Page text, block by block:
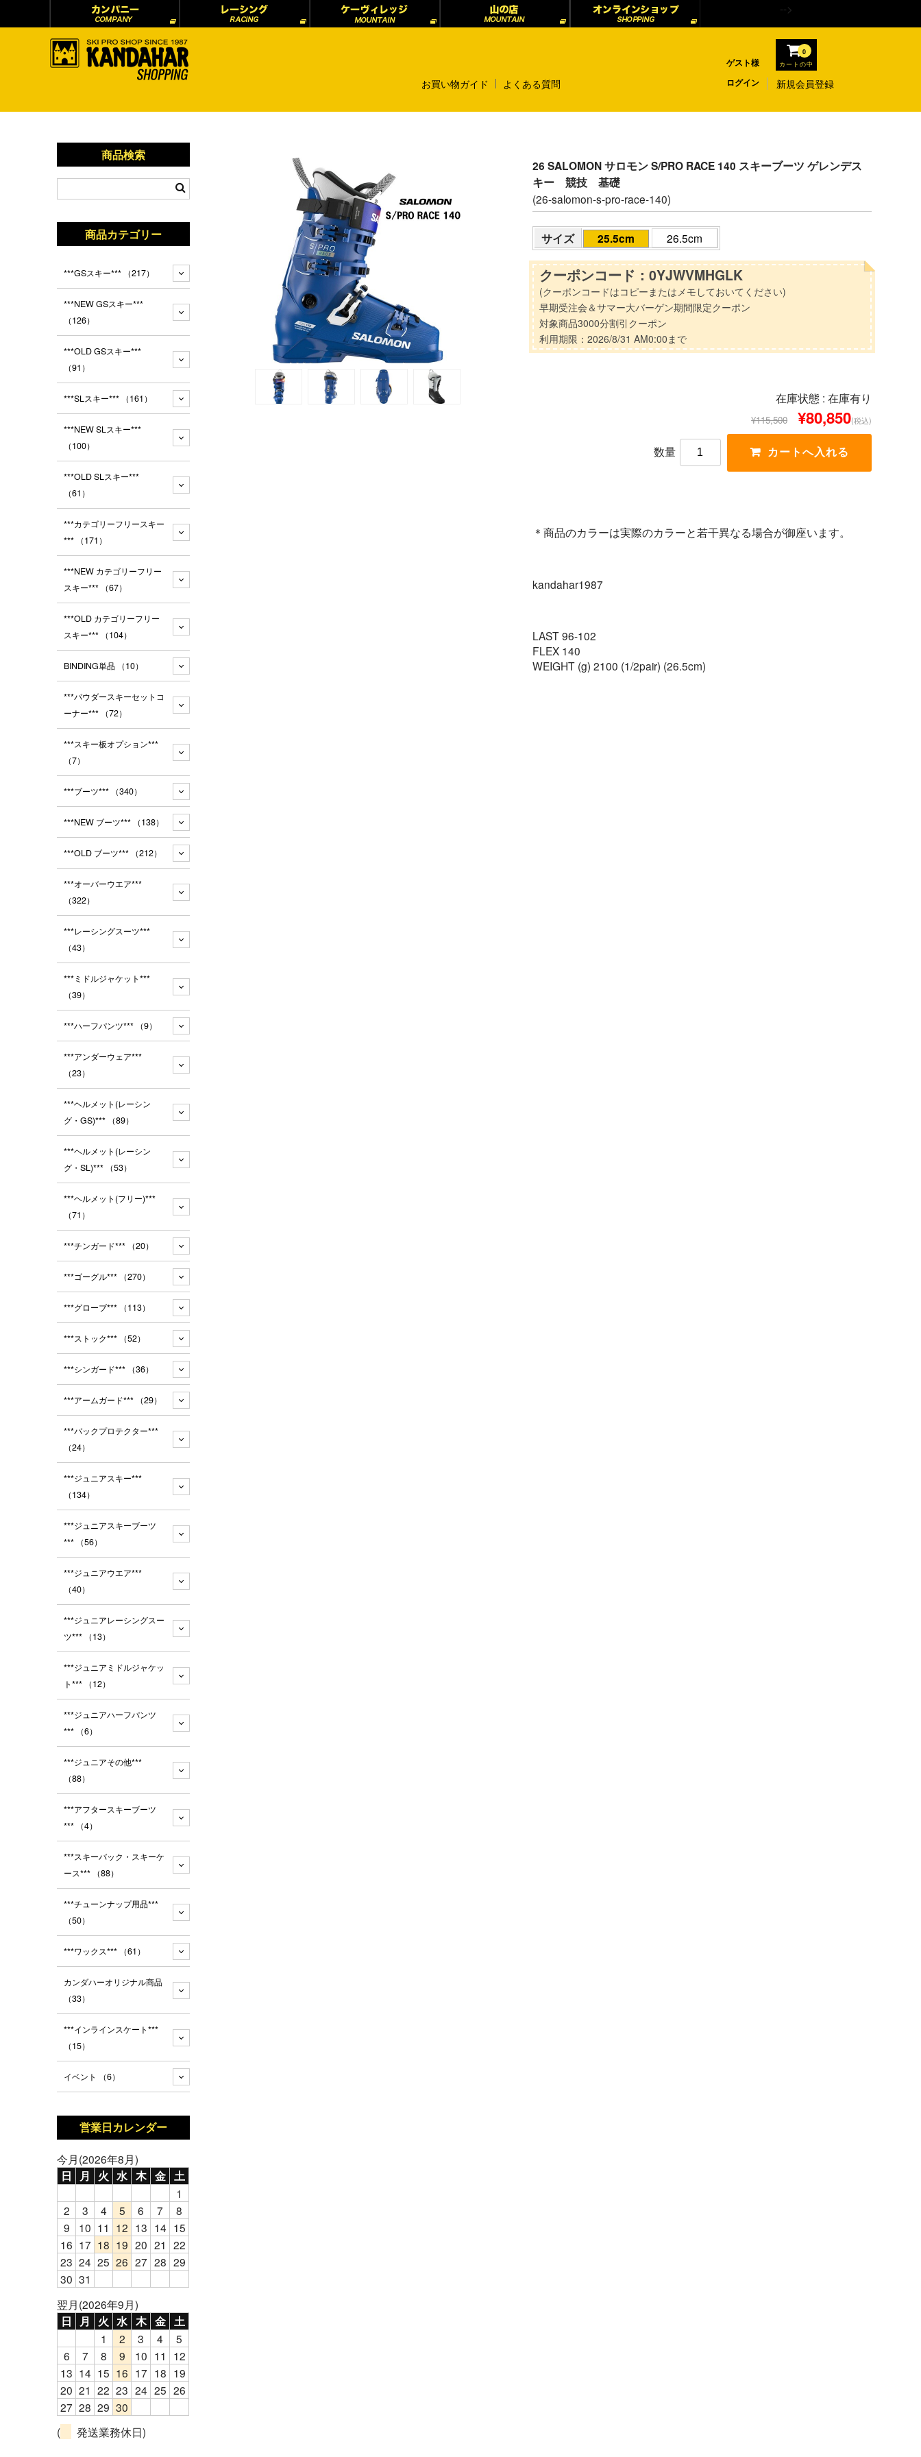
-->
ゲスト様 カートの中
0
ログイン 新規会員登録
お買い物ガイド よくある質問
26 SALOMON サロモン S/PRO RACE 140 スキーブーツ ゲレンデス
キー 競技 基礎
(26-salomon-s-pro-race-140)
サイズ 25.5cm 26.5cm
クーポンコード：0YJWVMHGLK
(クーポンコードはコピーまたはメモしておいてください)
早期受注会＆サマー大バーゲン期間限定クーポン
対象商品3000分割引クーポン
利用期限：2026/8/31 AM0:00まで
在庫状態 : 在庫有り
¥115,500 ¥80,850(税込)
数量
＊商品のカラーは実際のカラーと若干異なる場合が御座います。
kandahar1987
LAST 96-102
FLEX 140
WEIGHT (g) 2100 (1/2pair) (26.5cm)
商品検索
商品カテゴリー
***GSスキー*** （217）
***NEW GSスキー***
（126）
***OLD GSスキー***
（91）
***SLスキー*** （161）
***NEW SLスキー***
（100）
***OLD SLスキー***
（61）
***カテゴリーフリースキー
*** （171）
***NEW カテゴリーフリー
スキー*** （67）
***OLD カテゴリーフリー
スキー*** （104）
BINDING単品 （10）
***パウダースキーセットコ
ーナー*** （72）
***スキー板オプション***
（7）
***ブーツ*** （340）
***NEW ブーツ*** （138）
***OLD ブーツ*** （212）
***オーバーウエア***
（322）
***レーシングスーツ***
（43）
***ミドルジャケット***
（39）
***ハーフパンツ*** （9）
***アンダーウェア***
（23）
***ヘルメット(レーシン
グ・GS)*** （89）
***ヘルメット(レーシン
グ・SL)*** （53）
***ヘルメット(フリー)***
（71）
***チンガード*** （20）
***ゴーグル*** （270）
***グローブ*** （113）
***ストック*** （52）
***シンガード*** （36）
***アームガード*** （29）
***バックプロテクター***
（24）
***ジュニアスキー***
（134）
***ジュニアスキーブーツ
*** （56）
***ジュニアウエア***
（40）
***ジュニアレーシングスー
ツ*** （13）
***ジュニアミドルジャケッ
ト*** （12）
***ジュニアハーフパンツ
*** （6）
***ジュニアその他***
（88）
***アフタースキーブーツ
*** （4）
***スキーバック・スキーケ
ース*** （88）
***チューンナップ用品***
（50）
***ワックス*** （61）
カンダハーオリジナル商品
（33）
***インラインスケート***
（15）
イベント （6）
営業日カレンダー
今月(2026年8月)
日 月 火 水 木 金 土
1
2
3 4 5 6 7
8
9
10 11 12 13 14 15
16 17 18 19 20 21 22
23 24 25 26 27 28 29
30 31
翌月(2026年9月)
日 月 火 水 木 金 土
1 2 3 4
5
6
7 8 9 10 11
12
13 14 15 16 17 18 19
20 21 22 23 24 25 26
27 28 29 30
(
発送業務休日)